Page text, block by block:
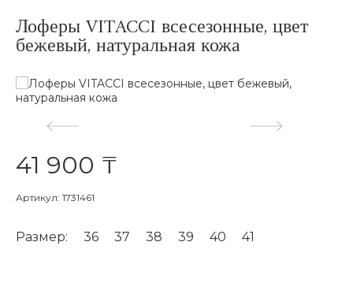
Лоферы VITACCI всесезонные, цвет
бежевый, натуральная кожа
41 900 ₸
Артикул: 1731461
Размер: 36 37 38 39 40 41